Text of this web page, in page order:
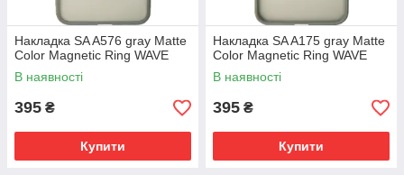
Накладка SA A576 gray Matte
Color Magnetic Ring WAVE
В наявності
395 ₴
Купити
Накладка SA A175 gray Matte
Color Magnetic Ring WAVE
В наявності
395 ₴
Купити